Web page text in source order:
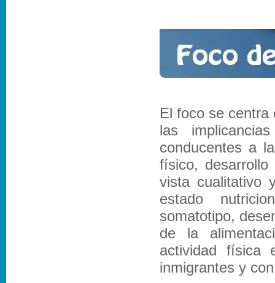
El foco se centra
las
conducentes a
físico, desarrollo
vista cualitativo
estado
somatotipo,
de la
actividad física
inmigrantes y